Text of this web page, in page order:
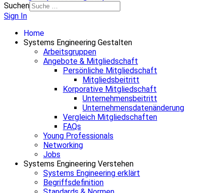
Suchen
Sign In
Home
Systems Engineering Gestalten
Arbeitsgruppen
Angebote & Mitgliedschaft
Persönliche Mitgliedschaft
Mitgliedsbeitritt
Korporative Mitgliedschaft
Unternehmensbeitritt
Unternehmensdatenänderung
Vergleich Mitgliedschaften
FAQs
Young Professionals
Networking
Jobs
Systems Engineering Verstehen
Systems Engineering erklärt
Begriffsdefinition